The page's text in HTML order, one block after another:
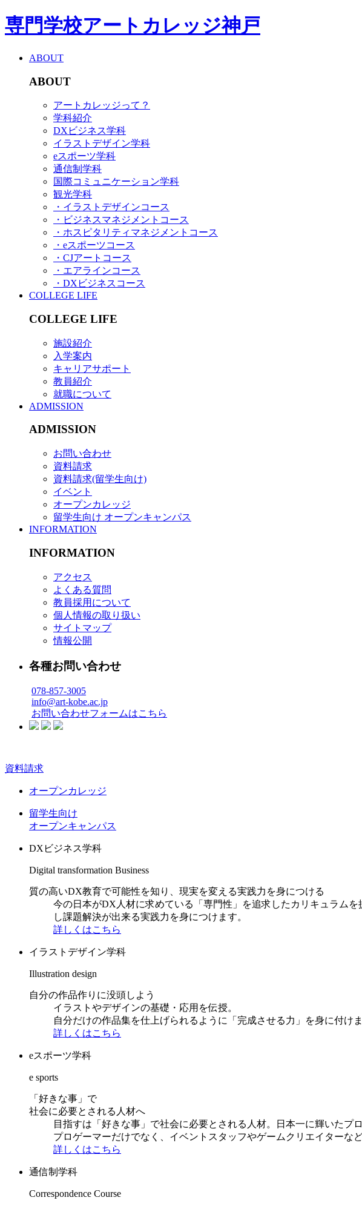
専門学校アートカレッジ神戸
ABOUT
ABOUT
アートカレッジって？
学科紹介
DXビジネス学科
イラストデザイン学科
eスポーツ学科
通信制学科
国際コミュニケーション学科
観光学科
・イラストデザインコース
・ビジネスマネジメントコース
・ホスピタリティマネジメントコース
・eスポーツコース
・CJアートコース
・エアラインコース
・DXビジネスコース
COLLEGE LIFE
COLLEGE LIFE
施設紹介
入学案内
キャリアサポート
教員紹介
就職について
ADMISSION
ADMISSION
お問い合わせ
資料請求
資料請求(留学生向け)
イベント
オープンカレッジ
留学生向け オープンキャンパス
INFORMATION
INFORMATION
アクセス
よくある質問
教員採用について
個人情報の取り扱い
サイトマップ
情報公開
各種お問い合わせ
078-857-3005
info@art-kobe.ac.jp
お問い合わせフォームはこちら
資料請求
オープンカレッジ
留学生向け
オープンキャンパス
DXビジネス学科
Digital transformation Business
質の高いDX教育で可能性を知り、現実を変える実践力を身につける
今の日本がDX人材に求めている「専門性」を追求したカリキュラム
し課題解決が出来る実践力を身につけます。
詳しくはこちら
イラストデザイン学科
Illustration design
自分の作品作りに没頭しよう
イラストやデザインの基礎・応用を伝授。
自分だけの作品集を仕上げられるように「完成させる力」を身に付けま
詳しくはこちら
eスポーツ学科
e sports
「好きな事」で
社会に必要とされる人材へ
目指すは「好きな事」で社会に必要とされる人材。日本一に輝いたプ
プロゲーマーだけでなく、イベントスタッフやゲームクリエイターな
詳しくはこちら
通信制学科
Correspondence Course